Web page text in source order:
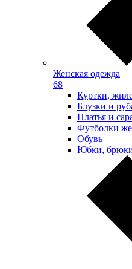
Женская одежда
68
Куртки,
Блузки и
Платья и
Футболки
Обувь
Юбки,